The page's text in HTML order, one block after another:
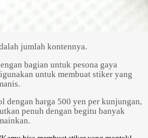
jumlah kontennya.
bagian untuk pesona gaya
untuk membuat stiker yang
dengan harga 500 yen per kunjungan,
penuh dengan begitu banyak